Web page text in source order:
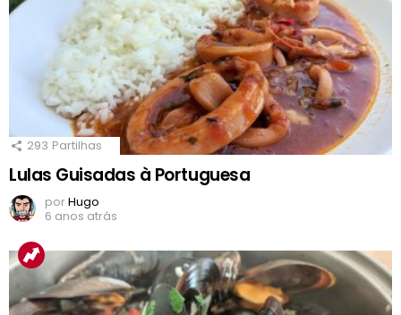
293 Partilhas
Lulas Guisadas à Portuguesa
porHugo
6 anos atrás